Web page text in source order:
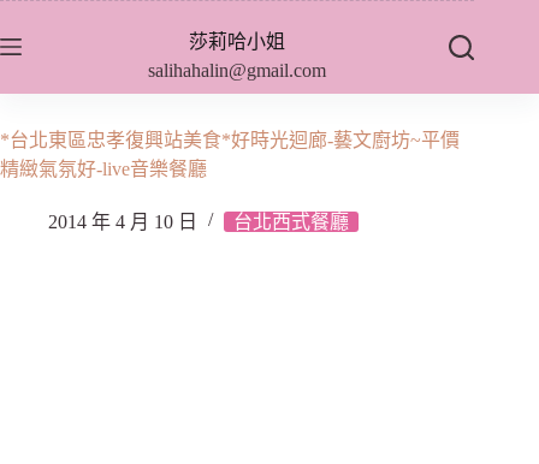
至
內
容
莎莉哈小姐
salihahalin@gmail.com
*台北東區忠孝復興站美食*好時光迴廊-藝文廚坊~平價
精緻氣氛好-live音樂餐廳
2014 年 4 月 10 日 台北西式餐廳